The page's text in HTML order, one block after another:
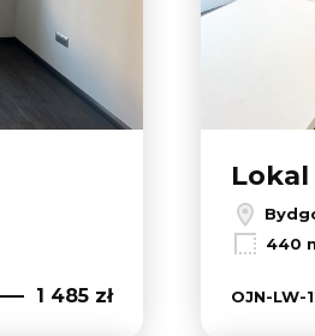
1 485 zł
440
OJN-LW-